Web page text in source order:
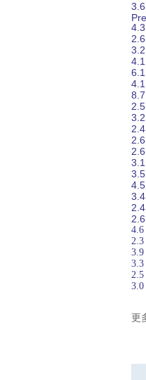
3.6
4.3
2.6
3.2
4.1
6.1
4.1
8.7
2.5
3.2
2.4
2.6
2.6
3.1
3.5
4.5
3.4
2.4
2.6
4.6
2.3
3.9
3.3
2.5
3.0
更